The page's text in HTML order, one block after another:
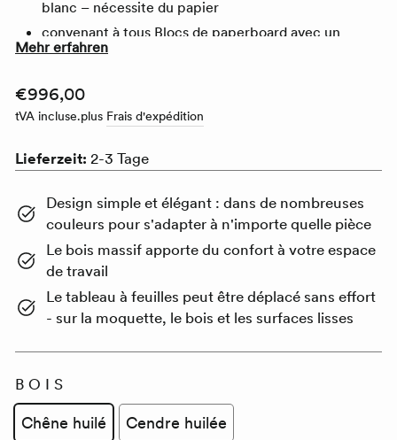
blanc – nécessite du papier
convenant à tous Blocs de paperboard avec un
espacement des trous de 50 cm
durable et transparent
panneau robuste en tôle d'acier revêtue de poudre
fonctionnement silencieuxRoulettespour tous les
types de sols
Mehr erfahren
Prix
€996,00
tVA incluse.plus Frais d'expédition
Lieferzeit: 2-3 Tage
Design simple et élégant : dans de nombreuses
couleurs pour s'adapter à n'importe quelle pièce
Le bois massif apporte du confort à votre espace
de travail
Le tableau à feuilles peut être déplacé sans effort
- sur la moquette, le bois et les surfaces lisses
BOIS
Chêne huilé Cendre huilée